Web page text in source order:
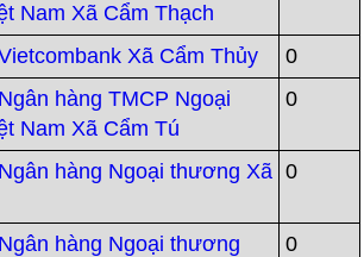
Nam Xã Cẩm Thạch
Xã Cẩm Thủy
0
hàng TMCP Ngoại
Nam Xã Cẩm Tú
0
hàng Ngoại thương Xã 0
hàng Ngoại thương
0